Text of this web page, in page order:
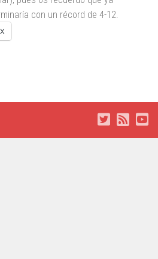
con un récord de 4-12.
X